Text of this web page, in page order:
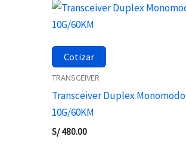
Cotizar
TRANSCEIVER
Transceiver Duplex Monomodo
10G/60KM
S/480.00